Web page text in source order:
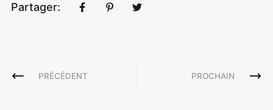
Partager:
PRÉCÉDENT PROCHAIN